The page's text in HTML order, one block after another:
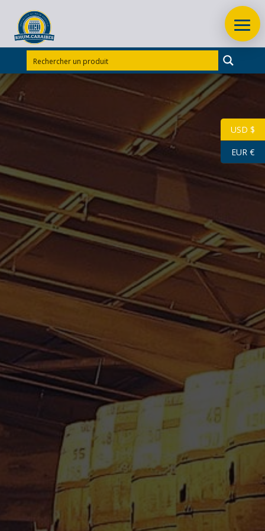
Accueil/Rhums d'exception
Divers/RHUM VIEUX CARONI FULL PROOF 1985 58.8°
RHUM VIEUX CARONI FULL
PROOF 1985 58.8° 75 cl
3,400.00€
Ref : / CARACARONI1985/58.8 - 4857.14 € /
Un rhum exceptionnel et rare
Le rhum vieux CARONI full proof Heavy 1985
USD $
EUR €